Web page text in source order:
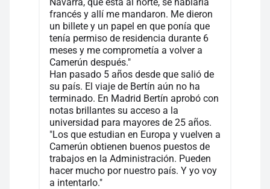
francés y allí me mandaron. Me dieron
un billete y un papel en que ponía que
tenía permiso de residencia durante 6
meses y me comprometía a volver a
Camerún después."
Han pasado 5 años desde que salió de
su país. El viaje de Bertín aún no ha
terminado. En Madrid Bertín aprobó con
notas brillantes su acceso a la
universidad para mayores de 25 años.
"Los que estudian en Europa y vuelven a
Camerún obtienen buenos puestos de
trabajos en la Administración. Pueden
hacer mucho por nuestro país. Y yo voy
a intentarlo."